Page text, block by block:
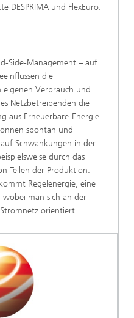
DESPRIMA und FlexEuro.
Side-Management – auf
die
Verbrauch und
Netzbetreibenden die
aus Erneuerbare-Energie-
spontan und
Schwankungen in der
durch das
Teilen der Produktion.
Regelenergie, eine
wobei man sich an der
orientiert.